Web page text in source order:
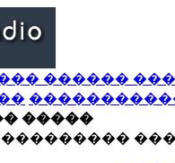
������
�����